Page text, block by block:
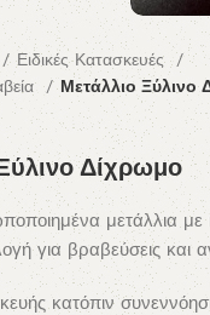
Ειδικές Κατασκευές
Μετάλλιο Ξύλινο
Δίχρωμο
μετάλλια με
για βραβεύσεις και
κατόπιν